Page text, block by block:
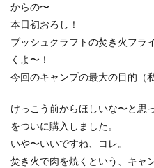
からの〜
本日初おろし！
ブッシュクラフトの焚き火フラ
くよ〜！
今回のキャンプの最大の目的（
けっこう前からほしいな〜と思
をついに購入しました。
いや〜いいですね、コレ。
焚き火で肉を焼くという、キャ